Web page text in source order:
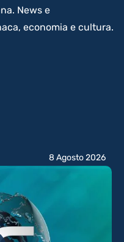
News e
economia e cultura.
8 Agosto 2026